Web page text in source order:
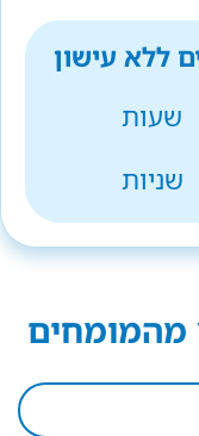
ללא עישון
שעות
שניות
מהמומחים